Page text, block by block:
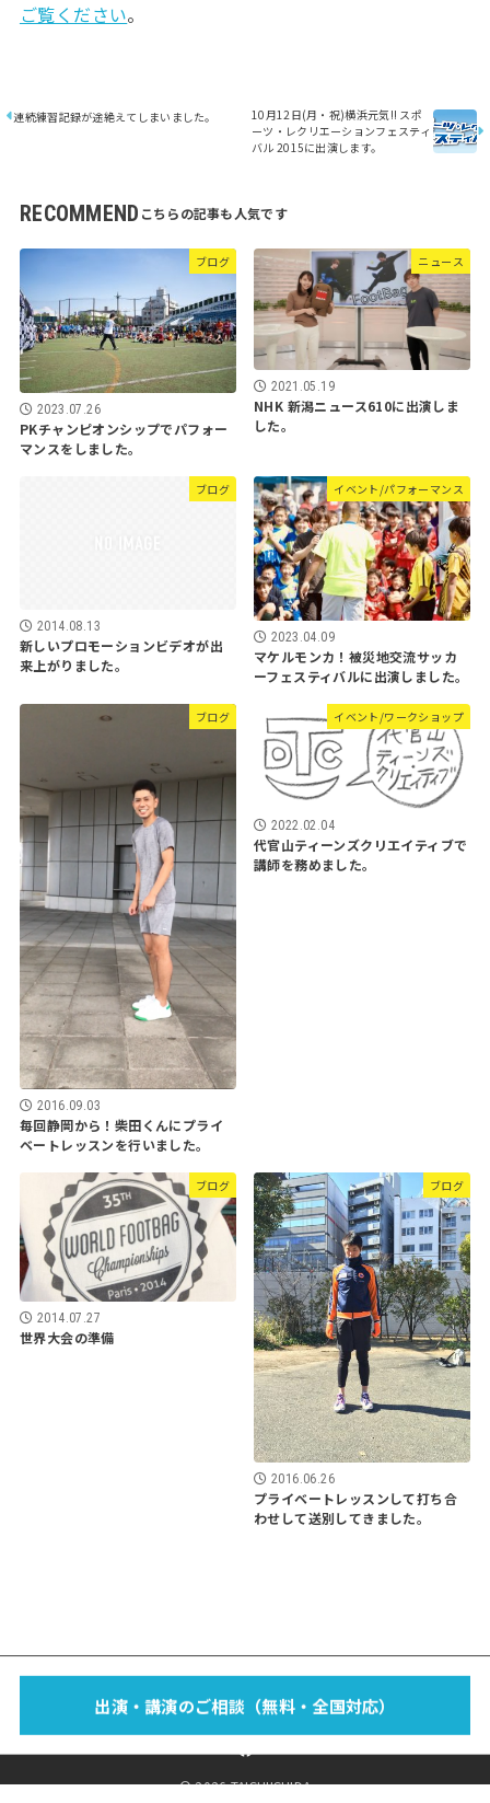
ご覧ください。
連続練習記録が途絶えてしまいました。
10月12日(月・祝)横浜元気!! スポ
ーツ・レクリエーションフェスティ
バル 2015に出演します。
RECOMMEND
ブログ
2023.07.26
PKチャンピオンシップでパフォー
マンスをしました。
ニュース
2021.05.19
NHK 新潟ニュース610に出演しま
した。
ブログ
2014.08.13
新しいプロモーションビデオが出
来上がりました。
イベント/パフォーマンス
2023.04.09
マケルモンカ！被災地交流サッカ
ーフェスティバルに出演しました。
ブログ
2016.09.03
毎回静岡から！柴田くんにプライ
ベートレッスンを行いました。
イベント/ワークショップ
2022.02.04
代官山ティーンズクリエイティブで
講師を務めました。
ブログ
2014.07.27
世界大会の準備
ブログ
2016.06.26
プライベートレッスンして打ち合
わせして送別してきました。
出演・講演のご相談（無料・全国対応）
FOOTBAG？
BLOG SPONSOR SHOP CONTACT
© 2026 TAISHIISHIDA